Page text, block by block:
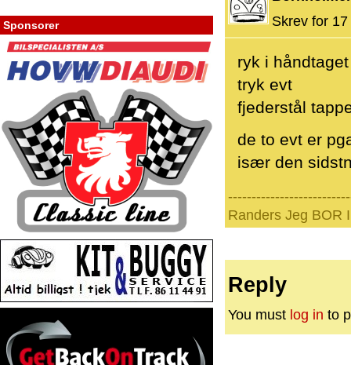
Sponsorer
Skrev for
ryk i
tryk evt
fjederstål
de to evt er
især den
Randers Jeg BOR
Reply
You must log in to